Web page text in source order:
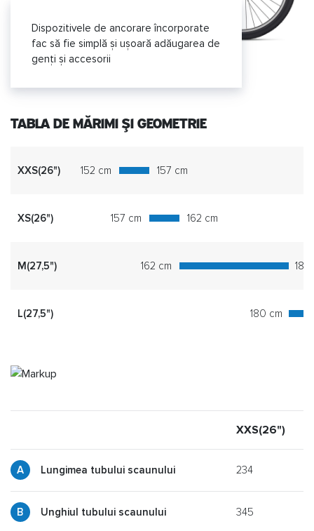
Dispozitivele de ancorare încorporate
fac să fie simplă și ușoară adăugarea de
genți și accesorii
TABLA DE MĂRIMI ȘI GEOMETRIE
XXS(26") 152 cm 157 cm
XS(26") 157 cm 162 cm
M(27,5") 162 cm 180
L(27,5") 180 cm
XXS(26")
Lungimea tubului scaunului 234
Unghiul tubului scaunului 345